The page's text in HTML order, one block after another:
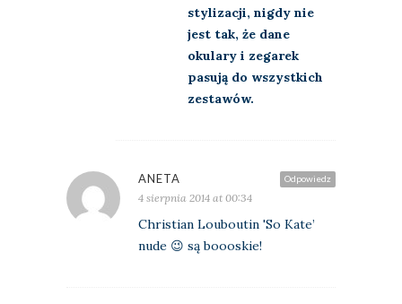
stylizacji, nigdy nie
jest tak, że dane
okulary i zegarek
pasują do wszystkich
zestawów.
Odpowiedz
ANETA
4 sierpnia 2014 at 00:34
Christian Louboutin 'So Kate’
nude 😉 są boooskie!